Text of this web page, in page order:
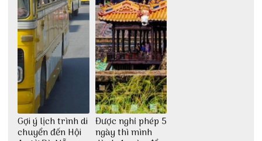
Gợi ý lịch trình di
chuyển đến Hội
Được nghỉ phép 5
ngày thì mình